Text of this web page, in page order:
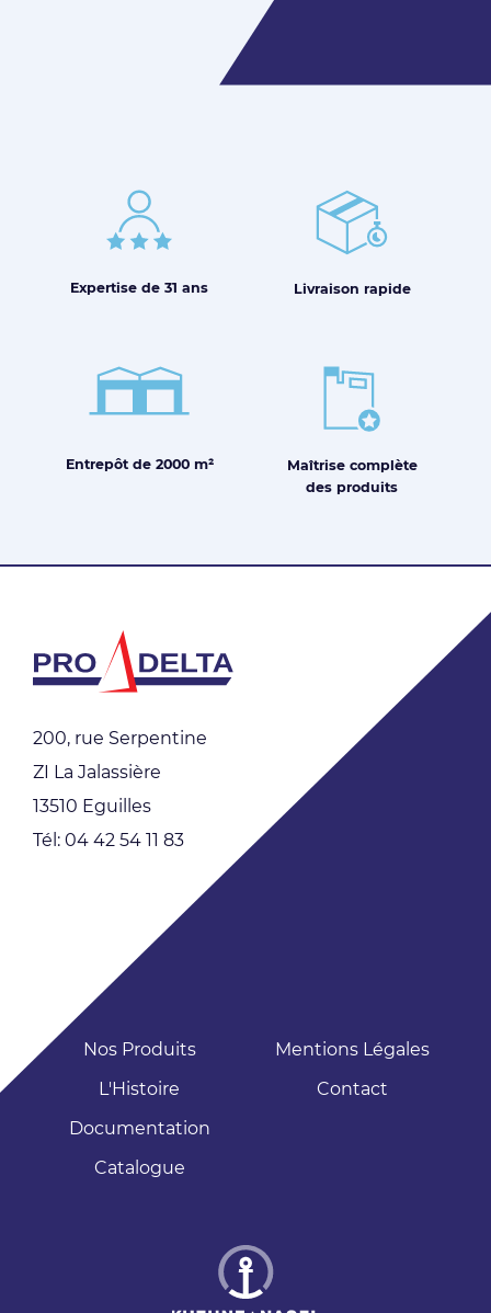
Expertise de 31 ans Livraison rapide
Entrepôt de 2000 m² Maîtrisecomplète
des produits
200, rue Serpentine
ZI La Jalassière
13510 Eguilles
Tél: 04 42 54 11 83
Nos Produits
L'Histoire
Documentation
Catalogue
Mentions Légales
Contact